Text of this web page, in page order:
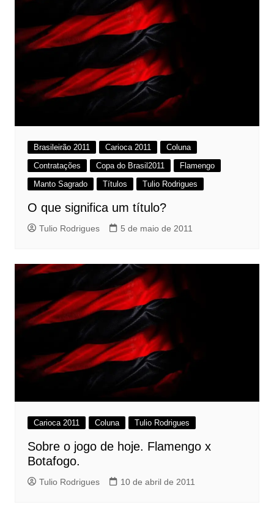
Brasileirão 2011 Carioca 2011
Coluna
Contratações
Copa do Brasil2011
Flamengo
Manto Sagrado
Títulos Tulio Rodrigues
O que significa um título?
Tulio Rodrigues 5 de maio de 2011
Carioca 2011 Coluna Tulio Rodrigues
Sobre o jogo de hoje. Flamengo x
Botafogo.
Tulio Rodrigues 10 de abril de 2011